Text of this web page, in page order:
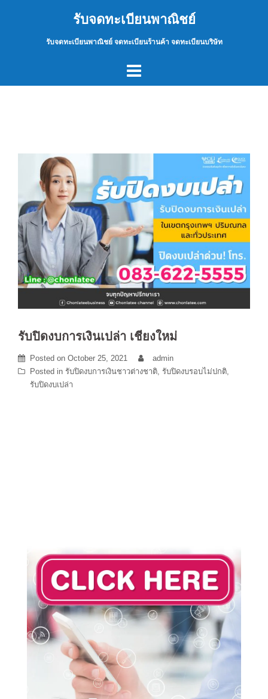
รับจดทะเบียนพาณิชย์
รับจดทะเบียนพาณิชย์ จดทะเบียนร้านค้า จดทะเบียนบริษัท
รับปิดงบการเงินเปล่า เชียงใหม่
Posted on October 25, 2021
admin
Posted in รับปิดงบการเงินชาวต่างชาติ รับปิดงบรอบไม่ปกติ
รับปิดงบเปล่า